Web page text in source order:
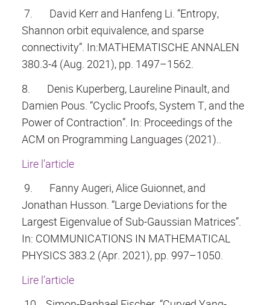
7.
David Kerr and Hanfeng Li. “Entropy,
Shannon orbit equivalence, and sparse
connectivity”. In:MATHEMATISCHE ANNALEN
380.3-4 (Aug. 2021), pp. 1497–1562.
8.
Denis Kuperberg, Laureline Pinault, and
Damien Pous. “Cyclic Proofs, System T, and the
Power of Contraction”. In: Proceedings of the
ACM on Programming Languages (2021)..
Lire l’article
9.
Fanny Augeri, Alice Guionnet, and
Jonathan Husson. “Large Deviations for the
Largest Eigenvalue of Sub-Gaussian Matrices”.
In: COMMUNICATIONS IN MATHEMATICAL
PHYSICS 383.2 (Apr. 2021), pp. 997–1050.
Lire l’article